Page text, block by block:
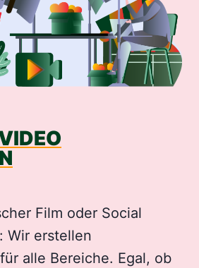
Film oder Social
Wir erstellen
alle Bereiche. Egal, ob